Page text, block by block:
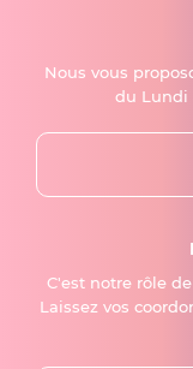
Nous vous
du Lundi
C'est notre rôle
Laissez vos